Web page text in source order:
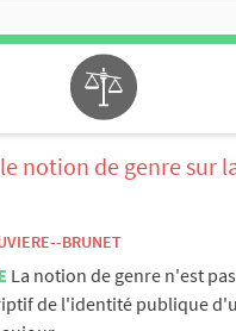
notion de genre sur
BRUNET
La notion de genre n'est
de l'identité publique